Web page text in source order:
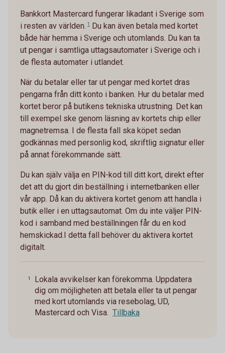
Bankkort Mastercard fungerar likadant i Sverige som
i resten av världen.
1
Du kan även betala med kortet
både här hemma i Sverige och utomlands. Du kan ta
ut pengar i samtliga uttagsautomater i Sverige och i
de flesta automater i utlandet.
När du betalar eller tar ut pengar med kortet dras
pengarna från ditt konto i banken. Hur du betalar med
kortet beror på butikens tekniska utrustning. Det kan
till exempel ske genom läsning av kortets chip eller
magnetremsa. I de flesta fall ska köpet sedan
godkännas med personlig kod, skriftlig signatur eller
på annat förekommande sätt.
Du kan själv välja en PIN-kod till ditt kort, direkt efter
det att du gjort din beställning i internetbanken eller
vår app. Då kan du aktivera kortet genom att handla i
butik eller i en uttagsautomat. Om du inte väljer PIN-
kod i samband med beställningen får du en kod
hemskickad.I detta fall behöver du aktivera kortet
digitalt.
1
Lokala avvikelser kan förekomma. Uppdatera
dig om möjligheten att betala eller ta ut pengar
med kort utomlands via resebolag, UD,
Mastercard och Visa. Tillbaka